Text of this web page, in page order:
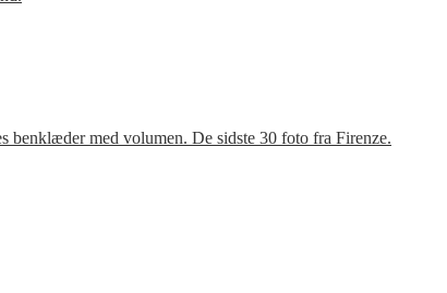
benklæder med volumen. De sidste 30 foto fra Firenze.